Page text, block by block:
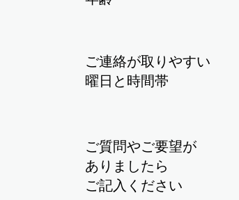
ご連絡が取りやすい
曜日と時間帯
ご質問やご要望が
ありましたら
ご記入ください